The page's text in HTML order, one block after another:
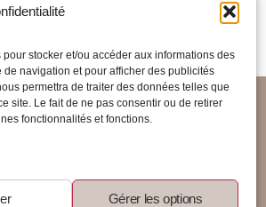
stocker et/ou accéder aux informations des
navigation et pour afficher des publicités
permettra de traiter des données telles que
site. Le fait de ne pas consentir ou de retirer
fonctionnalités et fonctions.
Gérer les options